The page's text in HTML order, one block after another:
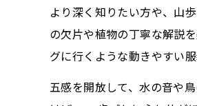
より深く知りたい方や、山
の欠片や植物の丁寧な解説
グに行くような動きやすい
五感を開放して、水の音や